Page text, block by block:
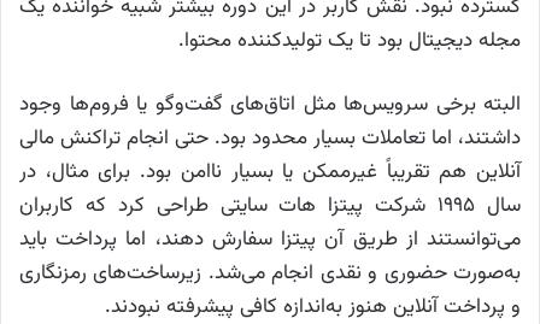
گسترده نبود. نقش کاربر در این دوره بیشتر شبیه خواننده یک
مجله دیجیتال بود تا یک تولیدکننده محتوا.
البته برخی سرویس‌ها مثل اتاق‌های گفت‌وگو یا فروم‌ها وجود
داشتند، اما تعاملات بسیار محدود بود. حتی انجام تراکنش مالی
آنلاین هم تقریباً غیرممکن یا بسیار ناامن بود. برای مثال، در
سال ۱۹۹۵ شرکت پیتزا هات سایتی طراحی کرد که کاربران
می‌توانستند از طریق آن پیتزا سفارش دهند، اما پرداخت باید
به‌صورت حضوری و نقدی انجام می‌شد. زیرساخت‌های رمزنگاری
و پرداخت آنلاین هنوز به‌اندازه کافی پیشرفته نبودند.